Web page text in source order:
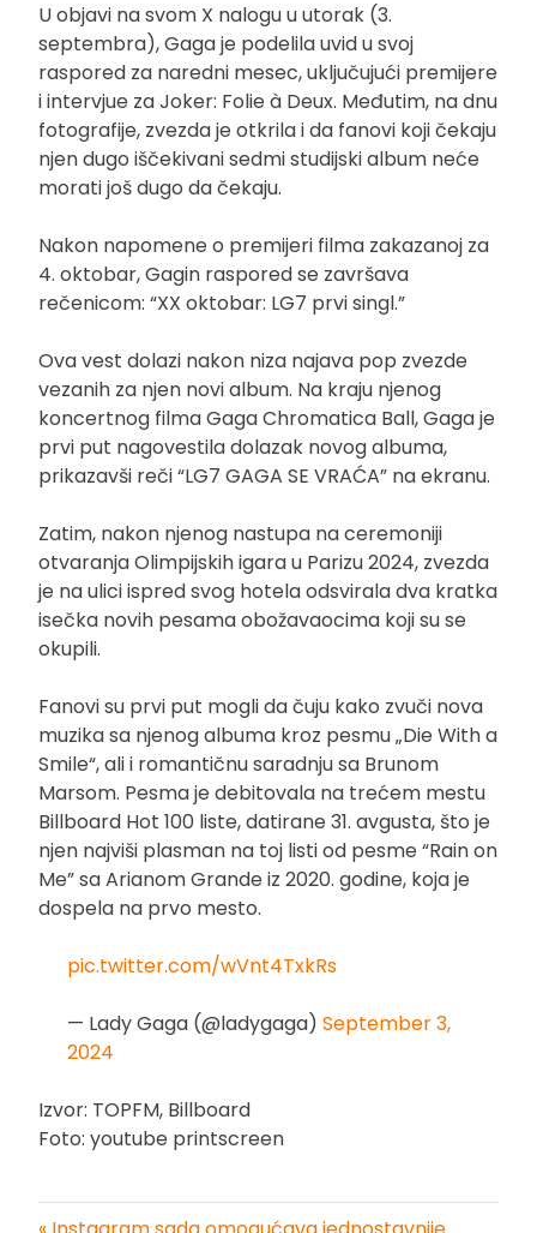
U objavi na svom X nalogu u utorak (3.
septembra), Gaga je podelila uvid u svoj
raspored za naredni mesec, uključujući premijere
i intervjue za Joker: Folie à Deux. Međutim, na dnu
fotografije, zvezda je otkrila i da fanovi koji čekaju
njen dugo iščekivani sedmi studijski album neće
morati još dugo da čekaju.
Nakon napomene o premijeri filma zakazanoj za
4. oktobar, Gagin raspored se završava
rečenicom: “XX oktobar: LG7 prvi singl.”
Ova vest dolazi nakon niza najava pop zvezde
vezanih za njen novi album. Na kraju njenog
koncertnog filma Gaga Chromatica Ball, Gaga je
prvi put nagovestila dolazak novog albuma,
prikazavši reči “LG7 GAGA SE VRAĆA” na ekranu.
Zatim, nakon njenog nastupa na ceremoniji
otvaranja Olimpijskih igara u Parizu 2024, zvezda
je na ulici ispred svog hotela odsvirala dva kratka
isečka novih pesama obožavaocima koji su se
okupili.
Fanovi su prvi put mogli da čuju kako zvuči nova
muzika sa njenog albuma kroz pesmu „Die With a
Smile“, ali i romantičnu saradnju sa Brunom
Marsom. Pesma je debitovala na trećem mestu
Billboard Hot 100 liste, datirane 31. avgusta, što je
njen najviši plasman na toj listi od pesme “Rain on
Me” sa Arianom Grande iz 2020. godine, koja je
dospela na prvo mesto.
pic.twitter.com/wVnt4TxkRs
— Lady Gaga (@ladygaga) September 3,
2024
Izvor: TOPFM, Billboard
Foto: youtube printscreen